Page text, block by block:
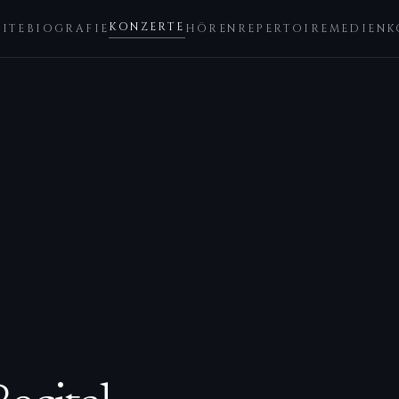
BIOGRAFIEKONZERTE HÖREN REPERTOIREMEDIEN